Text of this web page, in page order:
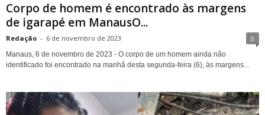
Corpo de homem é encontrado às margens
de igarapé em ManausO...
Redação - 6 de novembro de 2023 0
Manaus, 6 de novembro de 2023 - O corpo de um homem ainda não
identificado foi encontrado na manhã desta segunda-feira (6), às margens...